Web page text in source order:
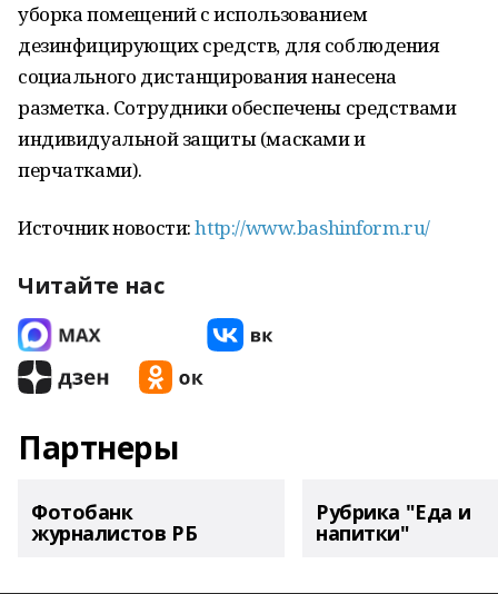
уборка помещений с использованием
дезинфицирующих средств, для соблюдения
социального дистанцирования нанесена
разметка. Сотрудники обеспечены средствами
индивидуальной защиты (масками и
перчатками).
Источник новости:http://www.bashinform.ru/
Читайте нас
Партнеры
Фотобанк
журналистов РБ
Рубрика "Еда и
напитки"